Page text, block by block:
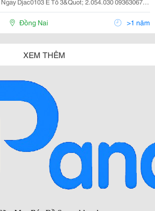
2.383.040 01688113320
Đồng Nai >1 năm
XEM THÊM